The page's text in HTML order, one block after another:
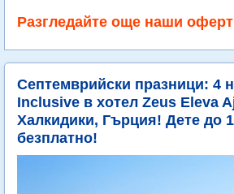
Разгледайте още наши
Септемврийски празници: 4
Inclusive в хотел Zeus Eleva
Халкидики, Гърция! Дете до
безплатно!